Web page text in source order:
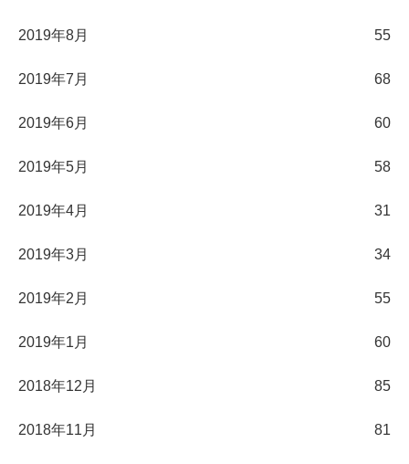
2019年8月 55
2019年7月 68
2019年6月 60
2019年5月 58
2019年4月 31
2019年3月 34
2019年2月 55
2019年1月 60
2018年12月 85
2018年11月 81